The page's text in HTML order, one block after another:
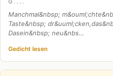
G . . . .
Manchmal&nbsp;
Taste&nbsp;
Dasein&nbsp; neu&nbs…
Gedicht lesen